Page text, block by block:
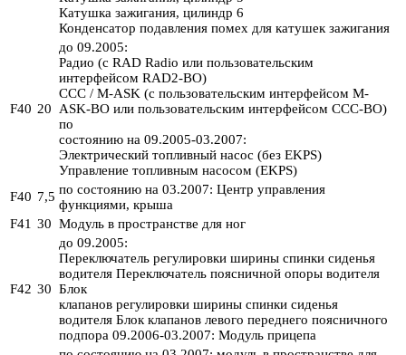
Катушка зажигания, цилиндр 6
Конденсатор подавления помех для катушек зажигания
F40 20
до 09.2005:
Радио (с RAD Radio или пользовательским
интерфейсом RAD2-BO)
CCC / M-ASK (с пользовательским интерфейсом M-
ASK-BO или пользовательским интерфейсом CCC-BO)
по
состоянию на 09.2005-03.2007:
Электрический топливный насос (без EKPS)
Управление топливным насосом (EKPS)
F40 7,5 по состоянию на 03.2007: Центр управления
функциями, крыша
F41 30 Модуль в пространстве для ног
F42 30
до 09.2005:
Переключатель регулировки ширины спинки сиденья
водителя Переключатель поясничной опоры водителя
Блок
клапанов регулировки ширины спинки сиденья
водителя Блок клапанов левого переднего поясничного
подпора 09.2006-03.2007: Модуль прицепа